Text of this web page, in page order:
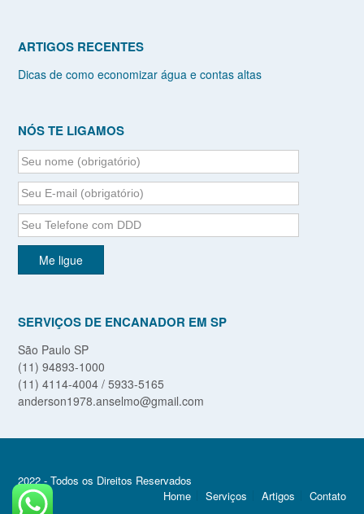
ARTIGOS RECENTES
Dicas de como economizar água e contas altas
NÓS TE LIGAMOS
SERVIÇOS DE ENCANADOR EM SP
São Paulo SP
(11) 94893-1000
(11) 4114-4004 / 5933-5165
anderson1978.anselmo@gmail.com
2022 - Todos os Direitos Reservados
Home
Serviços Artigos Contato